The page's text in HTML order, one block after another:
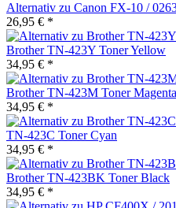
Alternativ zu Canon FX-10 /
26,95 € *
Brother TN-423Y Toner Yellow
34,95 € *
Brother TN-423M Toner Magenta
34,95 € *
TN-423C Toner Cyan
34,95 € *
Brother TN-423BK Toner Black
34,95 € *